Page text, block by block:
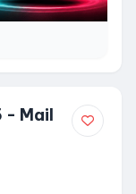
- Mail